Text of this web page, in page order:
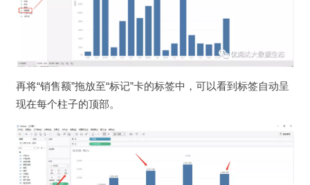
再将“销售额”拖放至“标记”卡的标签中，可以看到标签自动呈
现在每个柱子的顶部。